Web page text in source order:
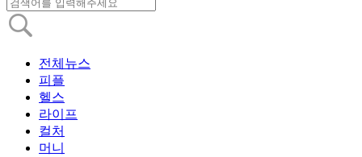
전체뉴스
피플
헬스
라이프
컬처
머니